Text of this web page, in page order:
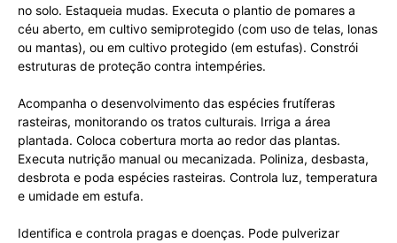
no solo. Estaqueia mudas. Executa o plantio de pomares a
céu aberto, em cultivo semiprotegido (com uso de telas, lonas
ou mantas), ou em cultivo protegido (em estufas). Constrói
estruturas de proteção contra intempéries.
Acompanha o desenvolvimento das espécies frutíferas
rasteiras, monitorando os tratos culturais. Irriga a área
plantada. Coloca cobertura morta ao redor das plantas.
Executa nutrição manual ou mecanizada. Poliniza, desbasta,
desbrota e poda espécies rasteiras. Controla luz, temperatura
e umidade em estufa.
Identifica e controla pragas e doenças. Pode pulverizar